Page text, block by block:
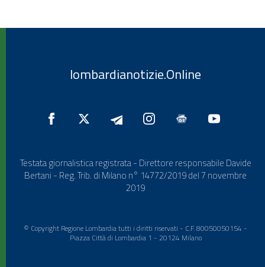
lombardianotizie.Online
Testata giornalistica registrata - Direttore responsabile Davide
Bertani - Reg. Trib. di Milano n° 14772/2019 del 7 novembre
2019
© Copyright Regione Lombardia tutti i diritti riservati - C.F. 80050050154 -
Piazza Città di Lombardia 1 - 20124 Milano